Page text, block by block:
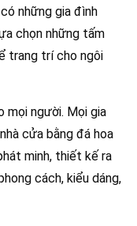
những gia đình
chọn những tấm
trang trí cho ngôi
mọi người. Mọi gia
cửa bằng đá hoa
minh, thiết kế ra
cách, kiểu dáng,